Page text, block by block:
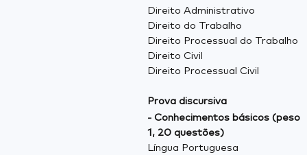
Direito Administrativo
Direito do Trabalho
Direito Processual do Trabalho
Direito Civil
Direito Processual Civil
Prova discursiva
- Conhecimentos básicos (peso
1, 20 questões)
Língua Portuguesa